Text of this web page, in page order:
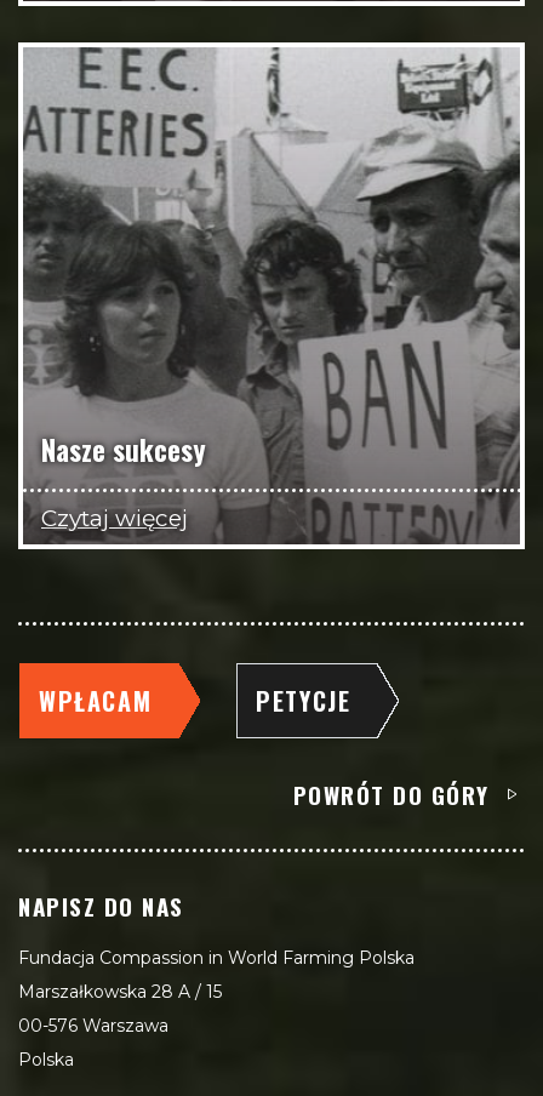
Nasze sukcesy
Czytaj więcej
WPŁACAM PETYCJE
POWRÓT DO GÓRY
NAPISZ DO NAS
Fundacja Compassion in World Farming Polska
Marszałkowska 28 A / 15
00-576 Warszawa
Polska